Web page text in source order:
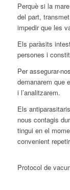
Perquè si la
del part,
impedir que les
Els paràsits
persones i
Per assegurar-
demanarem que
i l’analitzarem.
Els
nous contagis
tingui en el
convenient
Protocol de